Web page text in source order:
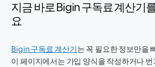
지금 바로 Bigin 구독료 계산기
요
Bigin 구독료 계산기는 꼭 필요한 정보만을
이 페이지에서는 가입 양식을 작성하거나 번